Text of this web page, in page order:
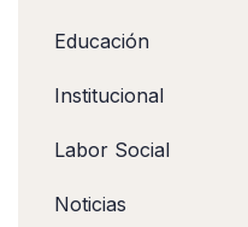
Educación
Institucional
Labor Social
Noticias